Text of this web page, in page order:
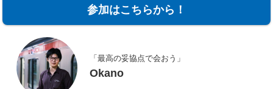
参加はこちらから！
「最高の妥協点で会おう」
Okano